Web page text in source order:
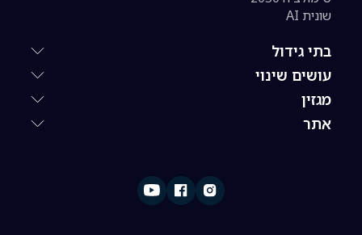
שונית AI
בתי גידול
עושים שינוי
מגזין
אתר